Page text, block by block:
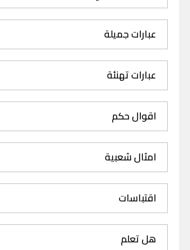
عبارات جميلة
عبارات تهنئة
اقوال حكم
امثال شعبية
اقتباسات
هل تعلم